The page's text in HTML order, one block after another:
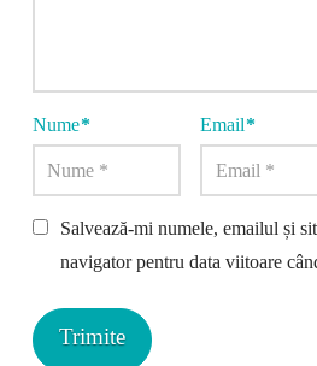
Nume* Email*
Salvează-mi numele, emailul și
navigator pentru data viitoare